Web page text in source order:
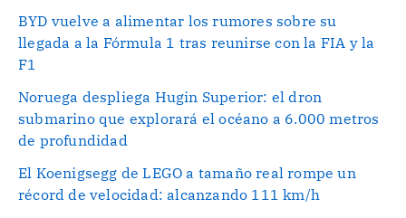
BYD vuelve a alimentar los rumores sobre su
llegada a la Fórmula 1 tras reunirse con la FIA y la
F1
Noruega despliega Hugin Superior: el dron
submarino que explorará el océano a 6.000 metros
de profundidad
El Koenigsegg de LEGO a tamaño real rompe un
récord de velocidad: alcanzando 111 km/h